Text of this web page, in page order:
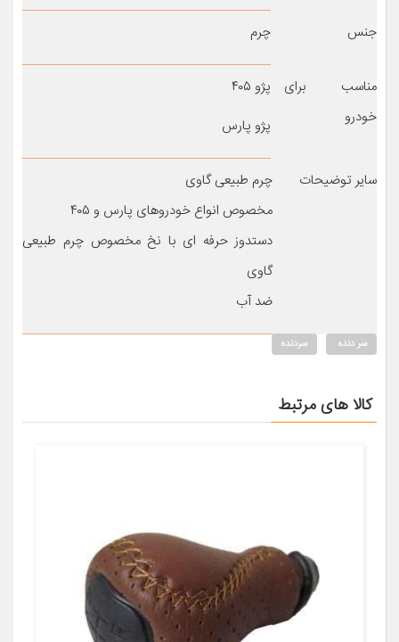
جنس چرم
مناسب برای
خودرو
پژو ۴۰۵
پژو پارس
سایر توضیحات
چرم طبیعی گاوی
مخصوص انواع خودروهای پارس و ۴۰۵
دستدوز حرفه ای با نخ مخصوص چرم طبیعی
گاوی
ضد آب
سر دنده سردنده
کالا های مرتبط